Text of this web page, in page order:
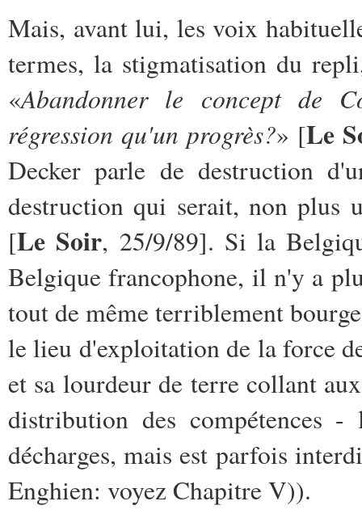
Mais, avant lui, les voix
termes, la stigmatisation du
«Abandonner le concept de
régression qu'un progrès?» [Le
Decker parle de destruction
destruction qui serait, non plus
[Le Soir, 25/9/89]. Si la
Belgique francophone, il n'y a
tout de même terriblement
le lieu d'exploitation de la force
et sa lourdeur de terre collant
distribution des compétences
décharges, mais est parfois
Enghien: voyez Chapitre V)).